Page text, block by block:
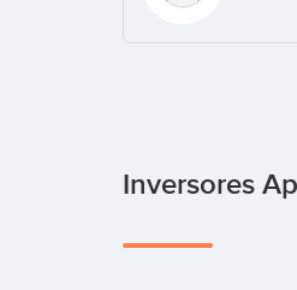
Inversores